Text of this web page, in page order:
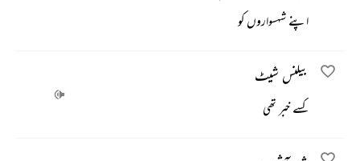
اپنے شہسواروں کو
بیلنس شیٹ
کسے خبر تھی